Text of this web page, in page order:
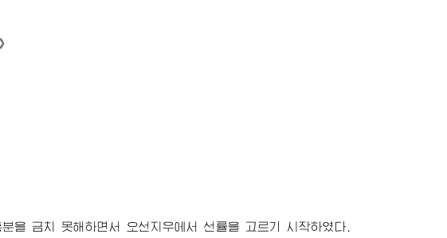
을 금치 못해하면서 오선지우에서 선률을 고르기 시작하였다.